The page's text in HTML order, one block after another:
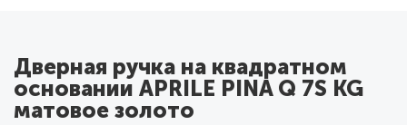
Дверная ручка на квадратном
основании APRILE PINA Q 7S KG
матовое золото